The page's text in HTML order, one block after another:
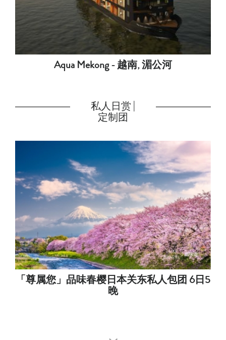
Aqua Mekong - 越南, 湄公河
私人日赏 |
定制团
「尊属您」品味春樱日本关东私人包团 6日5
晚